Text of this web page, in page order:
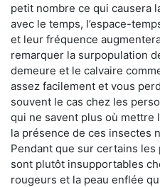
petit nombre ce qui causera
avec le temps, l’espace-
et leur fréquence
remarquer la surpopulation
demeure et le calvaire
assez facilement et vous
souvent le cas chez les
qui ne savent plus où mettre
la présence de ces insectes
Pendant que sur certains
sont plutôt insupportables
rougeurs et la peau enflée